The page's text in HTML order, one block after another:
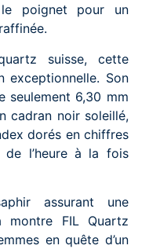
le poignet pour un
suisse, cette
exceptionnelle. Son
seulement 6,30 mm
cadran noir soleillé,
dorés en chiffres
de l’heure à la fois
assurant une
montre FIL Quartz
en quête d’un